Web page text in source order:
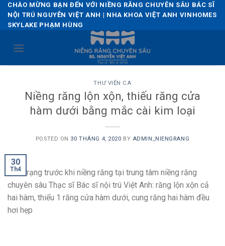
Skip
content
CHÀO MỪNG BẠN ĐẾN VỚI NIỀNG RĂNG CHUYÊN SÂU BÁC SĨ
NỘI TRÚ NGUYỄN VIỆT ANH | NHA KHOA VIỆT ANH VINHOMES
SKYLAKE PHẠM HÙNG
THƯ VIỆN CA
Niềng răng lộn xộn, thiếu răng cửa
hàm dưới bằng mắc cài kim loại
POSTED ON 30 THÁNG 4, 2020 BY ADMIN_NIENGRANG
30
Th4
Tình trạng trước khi niềng răng tại trung tâm niềng răng
chuyên sâu Thạc sĩ Bác sĩ nội trú Việt Anh: răng lộn xộn cả
hai hàm, thiếu 1 răng cửa hàm dưới, cung răng hai hàm đều
hơi hẹp